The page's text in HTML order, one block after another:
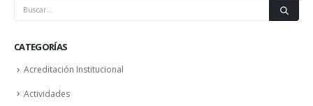
CATEGORÍAS
Acreditación Institucional
Actividades